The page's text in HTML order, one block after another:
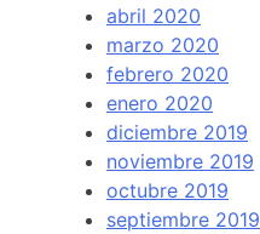
abril 2020
marzo 2020
febrero 2020
enero 2020
diciembre 2019
noviembre 2019
octubre 2019
septiembre 2019